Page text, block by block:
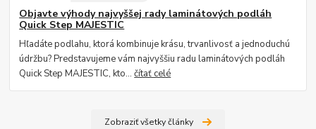
Objavte výhody najvyššej rady laminátových podláh
Quick Step MAJESTIC
Hľadáte podlahu, ktorá kombinuje krásu, trvanlivosť a jednoduchú
údržbu? Predstavujeme vám najvyššiu radu laminátových podláh
Quick Step MAJESTIC, kto...čítať celé
Zobraziť všetky články